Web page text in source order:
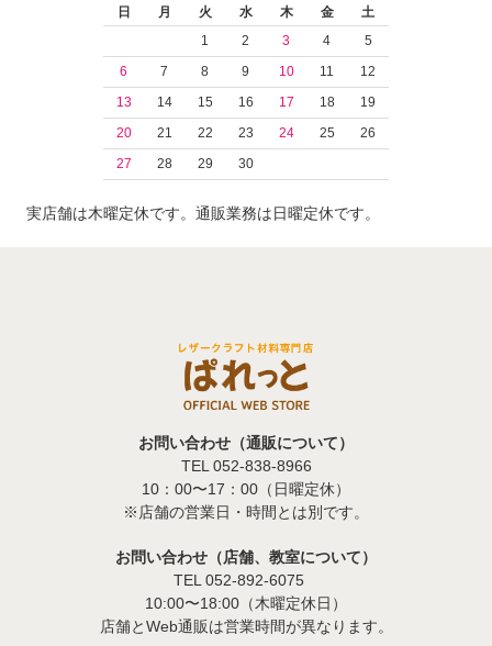
日
月 火 水 木 金
土
1
2 3 4
5
6
7 8 9 10 11
12
13
14 15 16 17 18
19
20
21 22 23 24 25
26
27
28 29 30
実店舗は木曜定休です。通販業務は日曜定休です。
お問い合わせ（通販について）
TEL 052-838-8966
10：00〜17：00（日曜定休）
※店舗の営業日・時間とは別です。
お問い合わせ（店舗、教室について）
TEL 052-892-6075
10:00〜18:00（木曜定休日）
店舗とWeb通販は営業時間が異なります。